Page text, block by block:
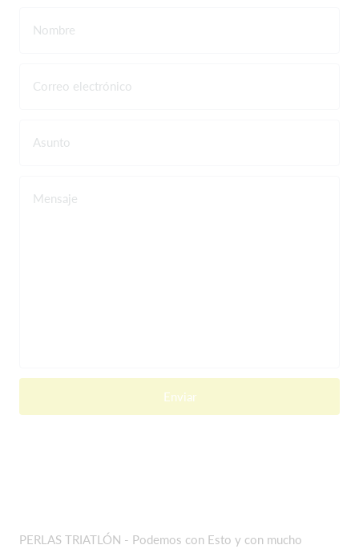
Nombre
Correo electrónico
Asunto
Mensaje
Enviar
PERLAS TRIATLÓN - Podemos con Esto y con mucho